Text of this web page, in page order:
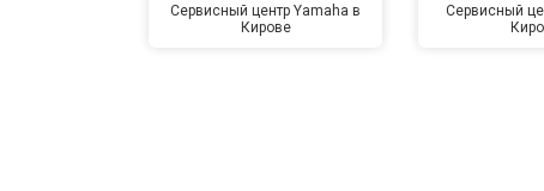
Сервисный центр Yamaha в
Кирове
Сервисный